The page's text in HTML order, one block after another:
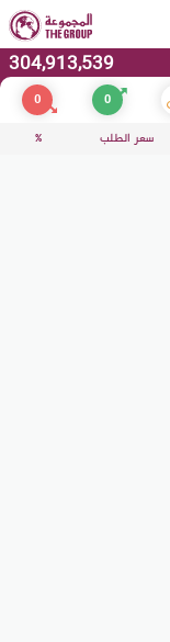
304,913,539
0
0
سعر الطلب %